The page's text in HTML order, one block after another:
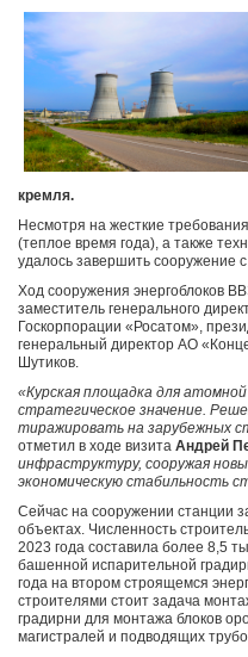
кремля.
Несмотря на жесткие
(теплое время года), а также
удалось завершить сооружение
Ход сооружения энергоблоков
заместитель генерального
Госкорпорации «Росатом»,
генеральный директор АО
Шутиков.
«Курская площадка для
стратегическое значение.
тиражировать на зарубежных
отметил в ходе визита Андрей
инфраструктуру, сооружая
экономическую стабильность
Сейчас на сооружении станции
объектах. Численность
2023 года составила более 8,5
башенной испарительной
года на втором строящемся
строителями стоит задача
градирни для монтажа блоков
магистралей и подводящих